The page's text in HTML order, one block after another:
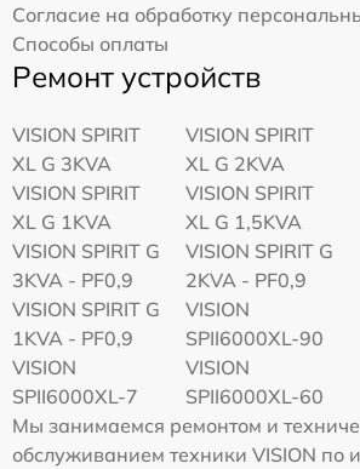
Согласие на обработку
Способы оплаты
Ремонт устройств
VISION SPIRIT
XL G 3KVA
VISION SPIRIT
XL G 2KVA
VISION SPIRIT
XL G 1KVA
VISION SPIRIT
XL G 1,5KVA
VISION SPIRIT G
3KVA - PF0,9
VISION SPIRIT G
2KVA - PF0,9
VISION SPIRIT G
1KVA - PF0,9
VISION
SPII6000XL-90
VISION
SPII6000XL-7
VISION
SPII6000XL-60
Мы занимаемся ремонтом и
обслуживанием техники VISION по